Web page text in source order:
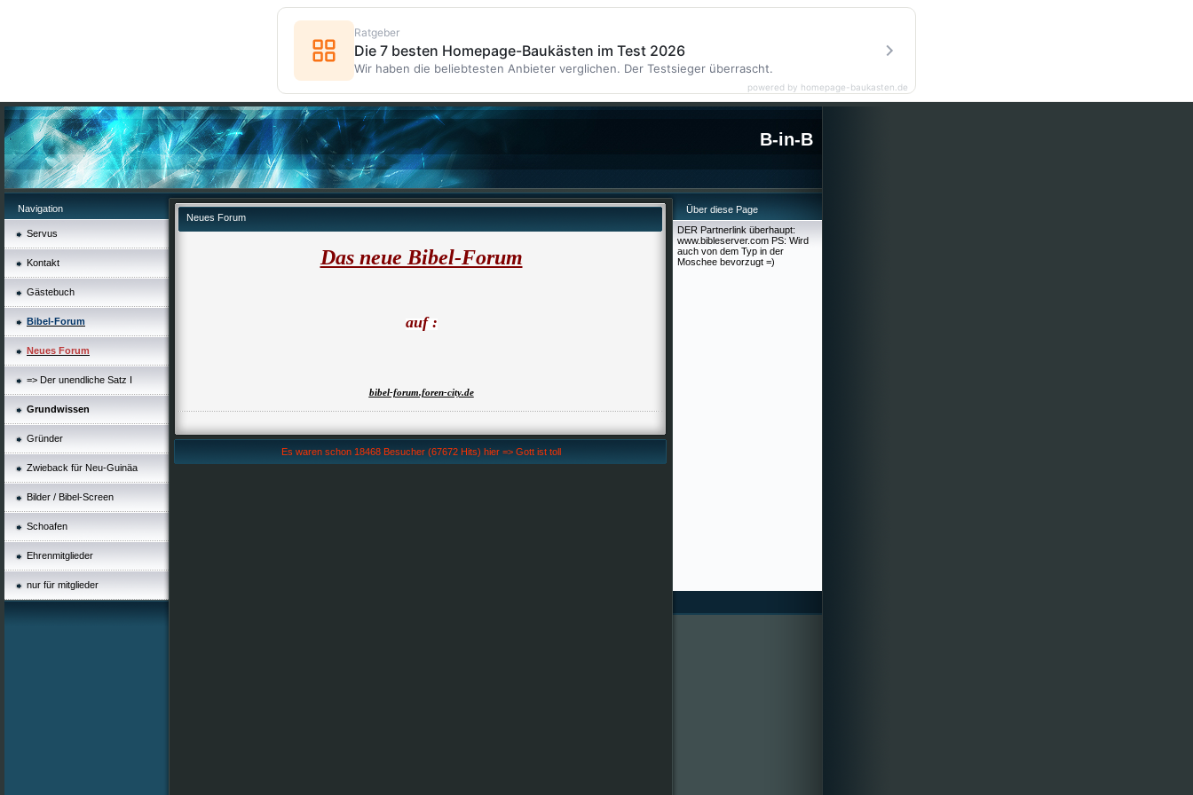
B-in-B
Navigation
Servus
Kontakt
Gästebuch
Bibel-Forum
Neues Forum
=> Der unendliche Satz I
Grundwissen
Gründer
Zwieback für Neu-Guinäa
Bilder / Bibel-Screen
Schoafen
Ehrenmitglieder
nur für mitglieder
Neues Forum
Das neue Bibel-Forum
auf :
bibel-forum.foren-city.de
Es waren schon 18468 Besucher (67672 Hits) hier => Gott ist toll
Über diese Page
DER Partnerlink überhaupt:
www.bibleserver.com PS: Wird
auch von dem Typ in der
Moschee bevorzugt =)
Ratgeber
Die 7 besten Homepage-Baukästen im Test 2026
Wir haben die beliebtesten Anbieter verglichen. Der Testsieger überrascht.
powered by homepage-baukasten.de